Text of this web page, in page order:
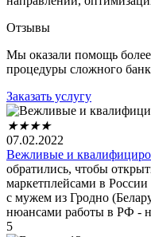
Отзывы
Мы оказали помощь
процедуры сложного
Заказать услугу
★★★★
07.02.2022
Вежливые и
обратились, чтобы
маркетплейсами в
с мужем из Гродно
нюансами работы в РФ -
5